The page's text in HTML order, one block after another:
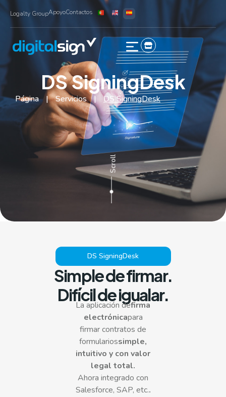
Logalty GroupApoyoContactos
DS SigningDesk
Página | Servicios | DS SigningDesk
Scroll
DS SigningDesk
Simple de firmar.
Difícil de igualar.
La aplicación defirma
electrónicapara
firmar contratos de
formulariossimple,
intuitivo y con valor
legal total.
Ahora integrado con
Salesforce, SAP, etc..